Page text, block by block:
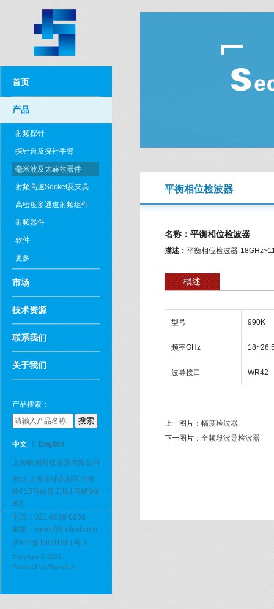
首页
产品
射频探针
探针台及探针手臂
毫米波及太赫兹器件
射频高速Socket及夹具
高密度多通道射频组件
射频器件
软件
更多…
市场
技术资源
联系我们
关于我们
产品搜索：
中文 / English
上海帆测科技发展有限公司
地址:上海市浦东新区宁桥
路615号由度工场1号楼8楼
B区
电话：021-6838 0250
邮箱：sales@fin-test.com
沪ICP备19001881号-1
Copyright © 2019
Powered byAlsovalue
平衡相位检波器
名称：平衡相位检波器
描述： 平衡相位检波器-
概述
型号 990K
频率GHz
波导接口 WR42
上一图片： 幅度检波器
下一图片： 全频段波导检波器